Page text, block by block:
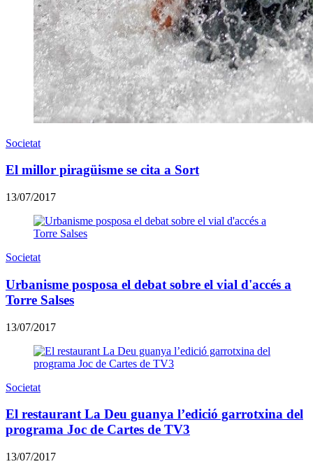
Societat
El millor piragüisme se cita a Sort
13/07/2017
Societat
Urbanisme posposa el debat sobre el vial d'accés a
Torre Salses
13/07/2017
Societat
El restaurant La Deu guanya l’edició garrotxina del
programa Joc de Cartes de TV3
13/07/2017